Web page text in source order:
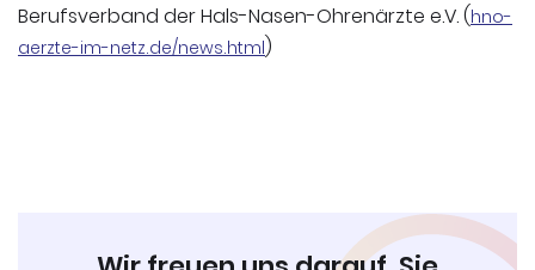
Berufsverband der Hals-Nasen-Ohrenärzte e.V. (hno-
aerzte-im-netz.de/news.html)